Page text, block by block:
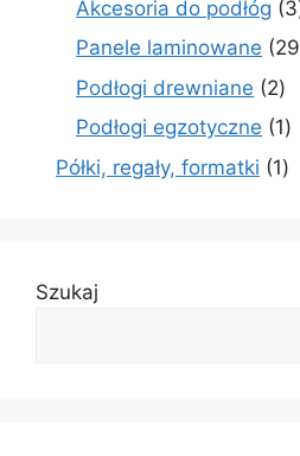
Akcesoria do podłóg 3
Panele laminowane 29
Podłogi drewniane 22
Podłogi egzotyczne 11
Półki, regały, formatki 11
Szukaj